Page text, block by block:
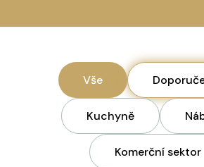
Vše
Kuchyně
Komerční sektor